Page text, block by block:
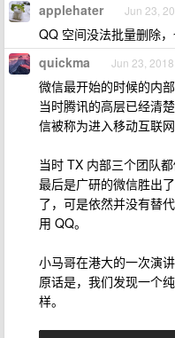
applehater Jun 23,
QQ 空间没法批量删除，
quickma Jun 23, 2018
微信最开始的时候的内
当时腾讯的高层已经清
信被称为进入移动互联网
当时 TX 内部三个团队都
最后是广研的微信胜出
了，可是依然并没有替
用 QQ。
小马哥在港大的一次演
原话是，我们发现一个
样。